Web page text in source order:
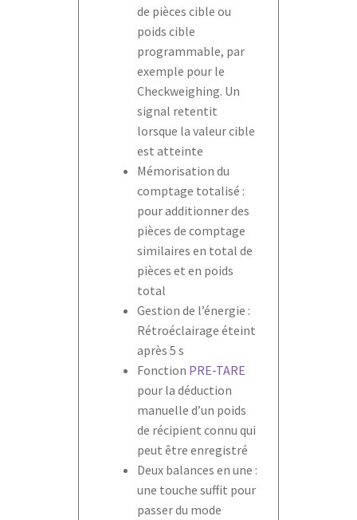
de pièces cible ou
poids cible
programmable, par
exemple pour le
Checkweighing. Un
signal retentit
lorsque la valeur cible
est atteinte
Mémorisation du
comptage totalisé :
pour additionner des
pièces de comptage
similaires en total de
pièces et en poids
total
Gestion de l’énergie :
Rétroéclairage éteint
après 5 s
Fonction PRE-TARE
pour la déduction
manuelle d’un poids
de récipient connu qui
peut être enregistré
Deux balances en une :
une touche suffit pour
passer du mode